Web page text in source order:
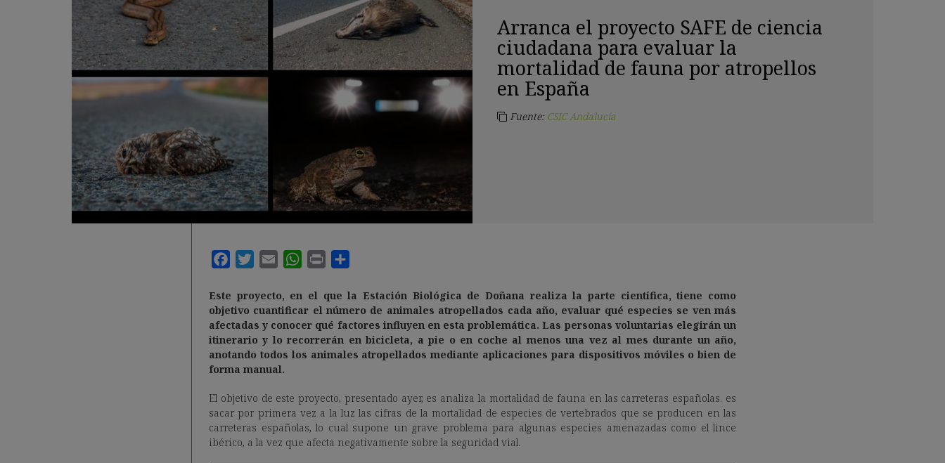
Arranca el proyecto SAFE de ciencia
ciudadana para evaluar la
mortalidad de fauna por atropellos
en España
Fuente: CSIC Andalucía
Este proyecto, en el que la Estación Biológica de Doñana realiza la parte científica, tiene como
objetivo cuantificar el número de animales atropellados cada año, evaluar qué especies se ven más
afectadas y conocer qué factores influyen en esta problemática. Las personas voluntarias elegirán un
itinerario y lo recorrerán en bicicleta, a pie o en coche al menos una vez al mes durante un año,
anotando todos los animales atropellados mediante aplicaciones para dispositivos móviles o bien de
forma manual.
El objetivo de este proyecto, presentado ayer, es analiza la mortalidad de fauna en las carreteras españolas. es
sacar por primera vez a la luz las cifras de la mortalidad de especies de vertebrados que se producen en las
carreteras españolas, lo cual supone un grave problema para algunas especies amenazadas como el lince
ibérico, a la vez que afecta negativamente sobre la seguridad vial.